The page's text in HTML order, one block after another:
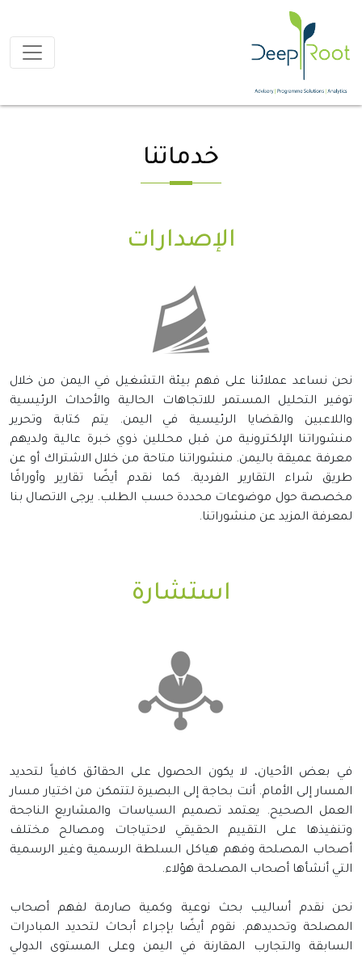
خدماتنا
الإصدارات
نحن نساعد عملائنا على فهم بيئة التشغيل في اليمن من خلال
توفير التحليل المستمر للاتجاهات الحالية والأحداث الرئيسية
واللاعبين والقضايا الرئيسية في اليمن. يتم كتابة وتحرير
منشوراتنا الإلكترونية من قبل محللين ذوي خبرة عالية ولديهم
معرفة عميقة باليمن. منشوراتنا متاحة من خلال الاشتراك أو عن
طريق شراء التقارير الفردية. كما نقدم أيضًا تقارير وأوراقًا
مخصصة حول موضوعات محددة حسب الطلب. يرجى الاتصال بنا
لمعرفة المزيد عن منشوراتنا.
استشارة
في بعض الأحيان، لا يكون الحصول على الحقائق كافياً لتحديد
المسار إلى الأمام. أنت بحاجة إلى البصيرة لتتمكن من اختيار مسار
العمل الصحيح. يعتمد تصميم السياسات والمشاريع الناجحة
وتنفيذها على التقييم الحقيقي لاحتياجات ومصالح مختلف
أصحاب المصلحة وفهم هياكل السلطة الرسمية وغير الرسمية
التي أنشأها أصحاب المصلحة هؤلاء.
نحن نقدم أساليب بحث نوعية وكمية صارمة لفهم أصحاب
المصلحة وتحديدهم. نقوم أيضًا بإجراء أبحاث لتحديد المبادرات
السابقة والتجارب المقارنة في اليمن وعلى المستوى الدولي